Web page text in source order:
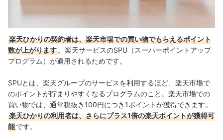
楽天ひかりの契約者は、楽天市場での買い物でもらえるポイント
数が上がります 。楽天サービスのSPU（スーパーポイントアップ
プログラム）が適用されるためです。
SPUとは、楽天グループのサービスを利用するほど、楽天市場で
のポイントが貯まりやすくなるプログラムのこと。楽天市場での
買い物では、通常税抜き100円につき1ポイントが獲得できます。
楽天ひかりの利用者は、さらにプラス1倍の楽天ポイントが獲得可
能です。